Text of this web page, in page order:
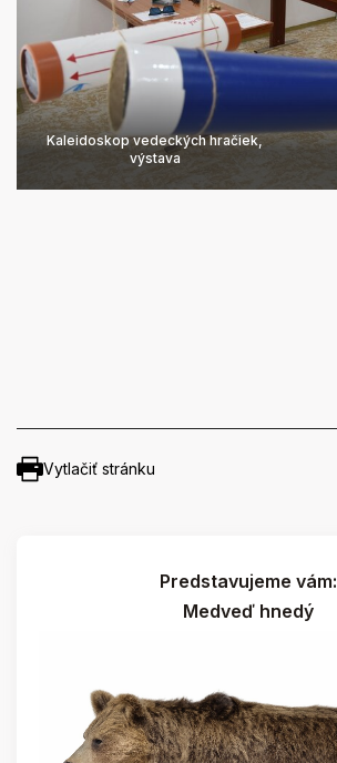
Kaleidoskop vedeckých hračiek,
výstava
Vytlačiť stránku
Predstavujeme vám:
Medveď hnedý